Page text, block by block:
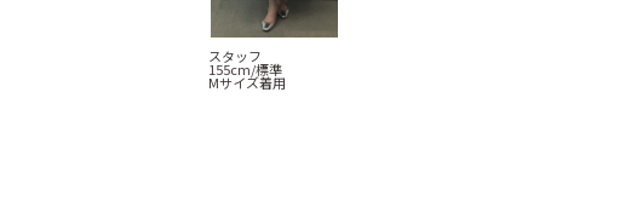
スタッフ
155cm/標準
Mサイズ着用